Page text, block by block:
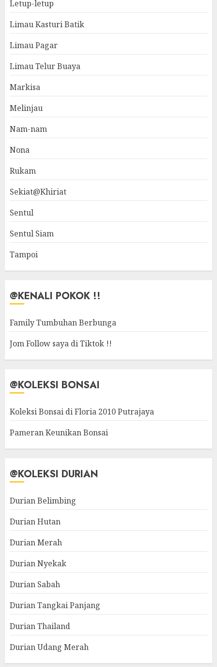
Letup-letup
Limau Kasturi Batik
Limau Pagar
Limau Telur Buaya
Markisa
Melinjau
Nam-nam
Nona
Rukam
Sekiat@Khiriat
Sentul
Sentul Siam
Tampoi
@KENALI POKOK !!
Family Tumbuhan Berbunga
Jom Follow saya di Tiktok !!
@KOLEKSI BONSAI
Koleksi Bonsai di Floria 2010 Putrajaya
Pameran Keunikan Bonsai
@KOLEKSI DURIAN
Durian Belimbing
Durian Hutan
Durian Merah
Durian Nyekak
Durian Sabah
Durian Tangkai Panjang
Durian Thailand
Durian Udang Merah